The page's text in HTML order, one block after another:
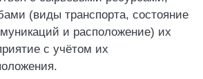
(виды транспорта, состояние
и расположение) их
с учётом их